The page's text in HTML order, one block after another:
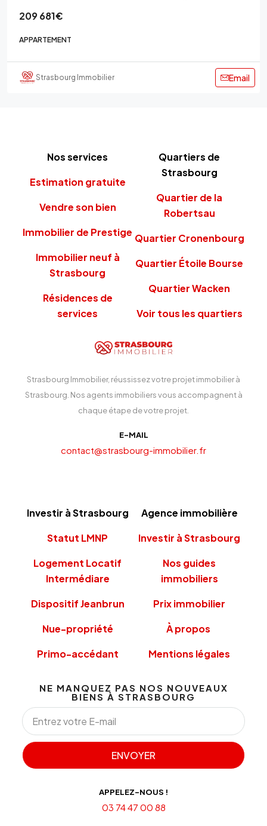
209 681€
APPARTEMENT
Strasbourg Immobilier Email
Nos services
Estimation gratuite
Vendre son bien
Immobilier de Prestige
Immobilier neuf à
Strasbourg
Résidences de
services
Quartiers de
Strasbourg
Quartier de la
Robertsau
Quartier Cronenbourg
Quartier Étoile Bourse
Quartier Wacken
Voir tous les quartiers
Strasbourg Immobilier, réussissez votre projet immobilier à
Strasbourg. Nos agents immobiliers vous accompagnent à
chaque étape de votre projet.
E-MAIL
contact@strasbourg-immobilier.fr
Investir à Strasbourg
Statut LMNP
Logement Locatif
Intermédiare
Dispositif Jeanbrun
Nue-propriété
Primo-accédant
Agence immobilière
Investir à Strasbourg
Nos guides
immobiliers
Prix immobilier
À propos
Mentions légales
NE MANQUEZ PAS NOS NOUVEAUX
BIENS À STRASBOURG
ENVOYER
APPELEZ-NOUS !
03 74 47 00 88